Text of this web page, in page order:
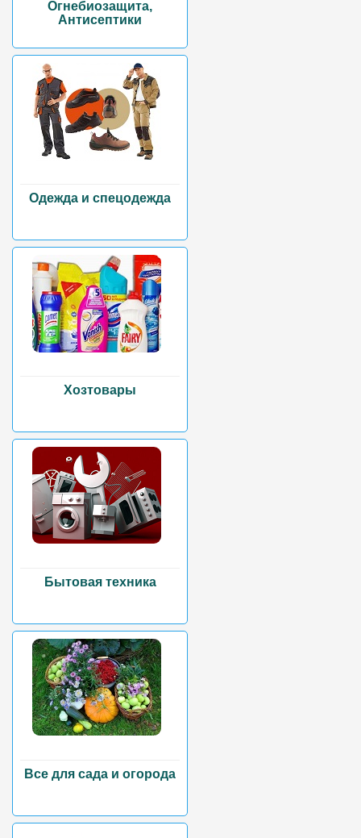
Огнебиозащита,
Антисептики
Одежда и спецодежда
Хозтовары
Бытовая техника
Все для сада и огорода